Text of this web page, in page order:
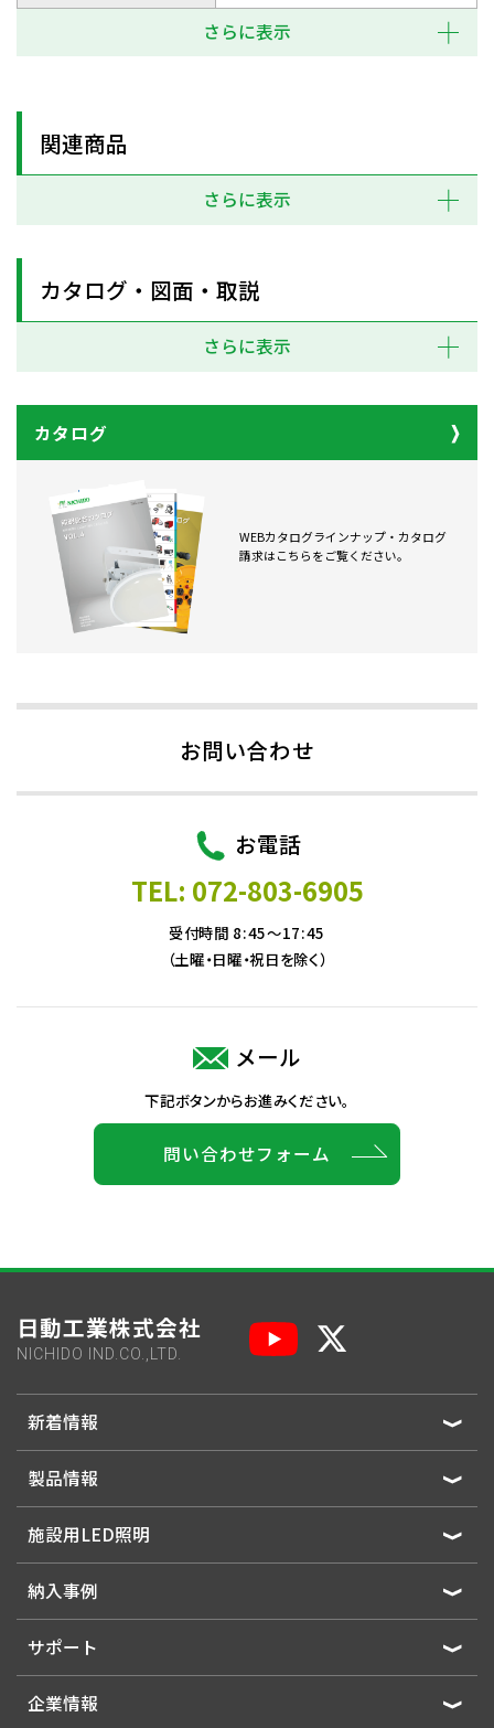
さらに表示
関連商品
さらに表示
カタログ・図面・取説
さらに表示
カタログ
WEBカタログラインナップ・カタログ
請求はこちらをご覧ください。
お問い合わせ
お電話
TEL: 072-803-6905
受付時間 8:45～17:45
（土曜・日曜・祝日を除く）
メール
下記ボタンからお進みください。
問い合わせフォーム
日動工業株式会社
NICHIDO IND.CO.,LTD.
新着情報
製品情報
施設用LED照明
納入事例
サポート
企業情報